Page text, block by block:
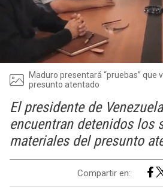
Maduro presentará “pruebas” que
presunto atentado
El presidente de
encuentran detenidos los
materiales del presunto
Compartir en: